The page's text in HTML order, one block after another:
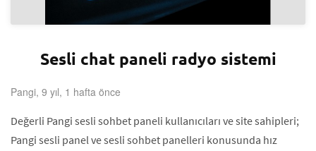
Sesli chat paneli radyo sistemi
Pangi, 9 yıl, 1 hafta önce
Değerli Pangi sesli sohbet paneli kullanıcıları ve site sahipleri;
Pangi sesli panel ve sesli sohbet panelleri konusunda hız